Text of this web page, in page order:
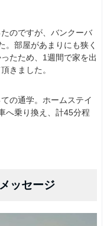
のですが、バンクーバ
。部屋があまりにも狭く
たため、1週間で家を出
きました。
の通学。ホームステイ
へ乗り換え、計45分程
ッセージ